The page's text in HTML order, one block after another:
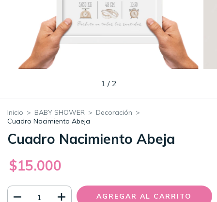
1 / 2
Inicio > BABY SHOWER > Decoración >
Cuadro Nacimiento Abeja
Cuadro Nacimiento Abeja
$15.000